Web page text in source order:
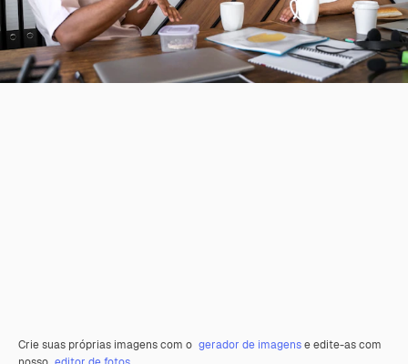
Crie suas próprias imagens com o gerador de imagense edite-as com